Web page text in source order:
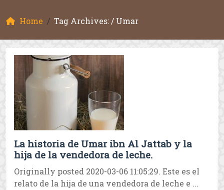
Home Tag Archives: / Umar
La historia de Umar ibn Al Jattab y la
hija de la vendedora de leche.
Originally posted 2020-03-06 11:05:29. Este es el
relato de la hija de una vendedora de leche e ...